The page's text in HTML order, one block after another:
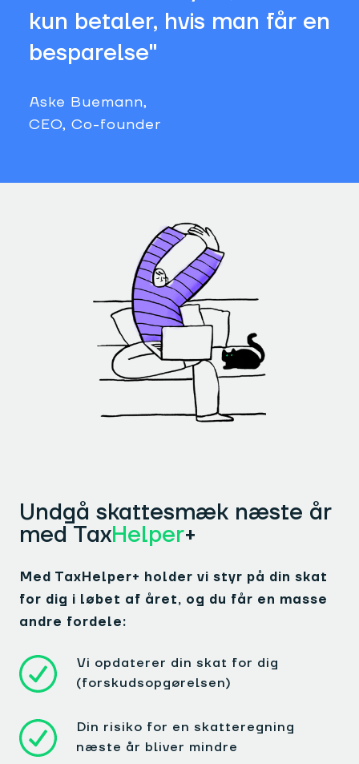
kun betaler, hvis man får en
besparelse"
Aske Buemann,
CEO, Co-founder
Undgå skattesmæk næste år
med TaxHelper+
Med TaxHelper+ holder vi styr på din skat
for dig i løbet af året, og du får en masse
andre fordele:
Vi opdaterer din skat for dig
(forskudsopgørelsen)
Din risiko for en skatteregning
næste år bliver mindre